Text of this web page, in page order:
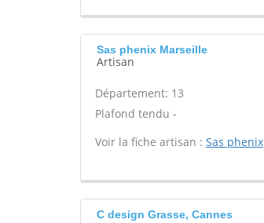
Sas phenix Marseille
Artisan
Département: 13
Plafond tendu -
Voir la fiche artisan : Sas phenix
C design Grasse, Cannes